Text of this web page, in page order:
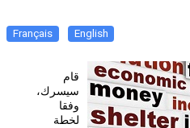
English
Français
قام
سيسرك،
وفقا
لخطة